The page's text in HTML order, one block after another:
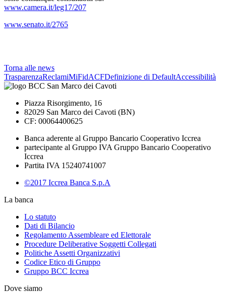
www.camera.it/leg17/207
www.senato.it/2765
Torna alle news
TrasparenzaReclamiMiFidACFDefinizione di DefaultAccessibilità
Piazza Risorgimento, 16
82029 San Marco dei Cavoti (BN)
CF: 00064400625
Banca aderente al Gruppo Bancario Cooperativo Iccrea
partecipante al Gruppo IVA Gruppo Bancario Cooperativo
Iccrea
Partita IVA 15240741007
©2017 Iccrea Banca S.p.A
La banca
Lo statuto
Dati di Bilancio
Regolamento Assembleare ed Elettorale
Procedure Deliberative Soggetti Collegati
Politiche Assetti Organizzativi
Codice Etico di Gruppo
Gruppo BCC Iccrea
Dove siamo